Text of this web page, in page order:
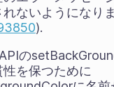
れないようになり
).
の
性を保つために